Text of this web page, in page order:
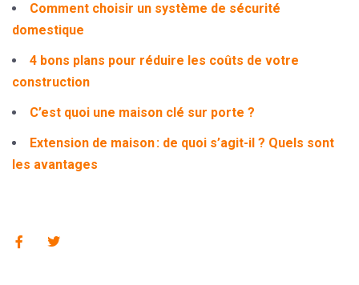
Comment choisir un système de sécurité
domestique
4 bons plans pour réduire les coûts de votre
construction
C’est quoi une maison clé sur porte ?
Extension de maison : de quoi s’agit-il ? Quels sont
les avantages